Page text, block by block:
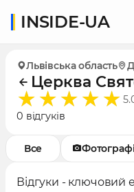
INSIDE-UA
Львівська область
Церква
0 відгуків
Все
Відгуки - ключовий